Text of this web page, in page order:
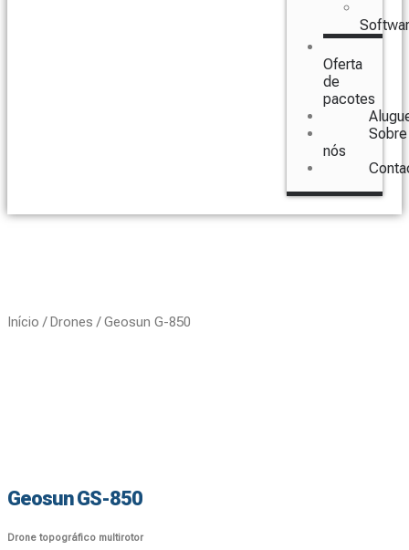
Oferta
de
pacotes
Sobre
nós
Início /Drones / Geosun G-850
Geosun GS-850
Drone topográfico multirotor